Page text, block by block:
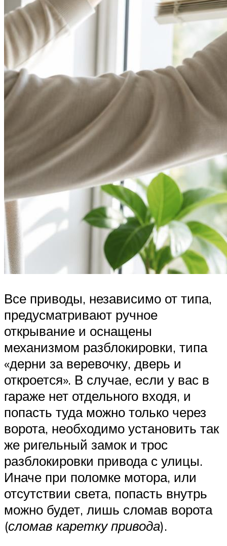
Все приводы, независимо от типа,
предусматривают ручное
открывание и оснащены
механизмом разблокировки, типа
«дерни за веревочку, дверь и
откроется». В случае, если у вас в
гараже нет отдельного входя, и
попасть туда можно только через
ворота, необходимо установить так
же ригельный замок и трос
разблокировки привода с улицы.
Иначе при поломке мотора, или
отсутствии света, попасть внутрь
можно будет, лишь сломав ворота
(сломав каретку привода).